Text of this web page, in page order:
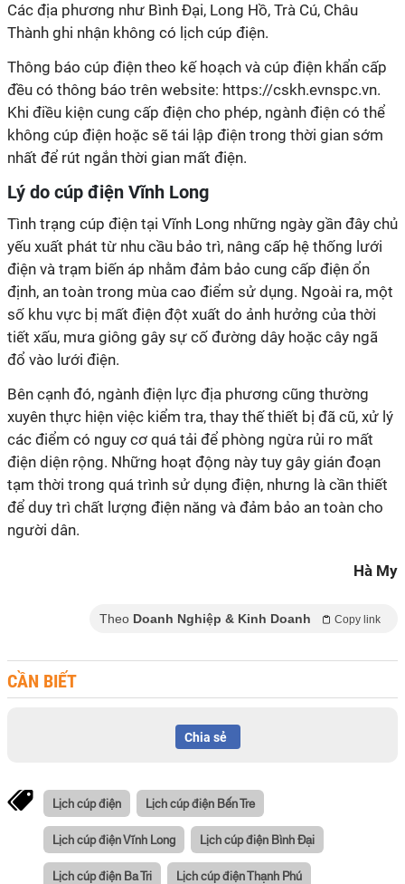
Các địa phương như Bình Đại, Long Hồ, Trà Cú, Châu
Thành ghi nhận không có lịch cúp điện.
Thông báo cúp điện theo kế hoạch và cúp điện khẩn cấp
đều có thông báo trên website: https://cskh.evnspc.vn.
Khi điều kiện cung cấp điện cho phép, ngành điện có thể
không cúp điện hoặc sẽ tái lập điện trong thời gian sớm
nhất để rút ngắn thời gian mất điện.
Lý do cúp điện Vĩnh Long
Tình trạng cúp điện tại Vĩnh Long những ngày gần đây chủ
yếu xuất phát từ nhu cầu bảo trì, nâng cấp hệ thống lưới
điện và trạm biến áp nhằm đảm bảo cung cấp điện ổn
định, an toàn trong mùa cao điểm sử dụng. Ngoài ra, một
số khu vực bị mất điện đột xuất do ảnh hưởng của thời
tiết xấu, mưa giông gây sự cố đường dây hoặc cây ngã
đổ vào lưới điện.
Bên cạnh đó, ngành điện lực địa phương cũng thường
xuyên thực hiện việc kiểm tra, thay thế thiết bị đã cũ, xử lý
các điểm có nguy cơ quá tải để phòng ngừa rủi ro mất
điện diện rộng. Những hoạt động này tuy gây gián đoạn
tạm thời trong quá trình sử dụng điện, nhưng là cần thiết
để duy trì chất lượng điện năng và đảm bảo an toàn cho
người dân.
Hà My
Theo Doanh Nghiệp & Kinh Doanh Copy link
CẦN BIẾT
Chia sẻ
Lịch cúp điện Lịch cúp điện Bến Tre
Lịch cúp điện Vĩnh Long Lịch cúp điện Bình Đại
Lịch cúp điện Ba Tri Lịch cúp điện Thạnh Phú